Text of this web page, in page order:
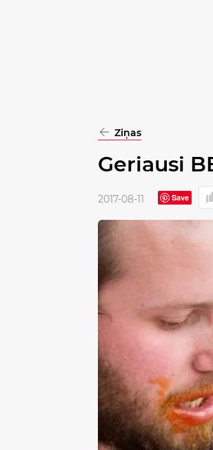
Ziņas
Geriausi
2017-08-11 Save